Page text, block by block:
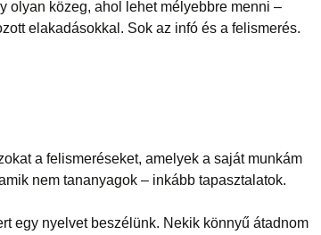
foglalkozások
olyan közeg, ahol lehet mélyebbre menni –
elakadásokkal. Sok az infó és a felismerés.
a felismeréseket, amelyek a saját munkám
nem tananyagok – inkább tapasztalatok.
egy nyelvet beszélünk. Nekik könnyű átadnom